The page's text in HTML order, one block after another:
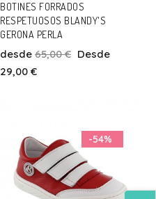
21
BOTINES FORRADOS
RESPETUOSOS BLANDY'S
GERONA PERLA
desde 65,00 € Desde
29,00 €
-54%